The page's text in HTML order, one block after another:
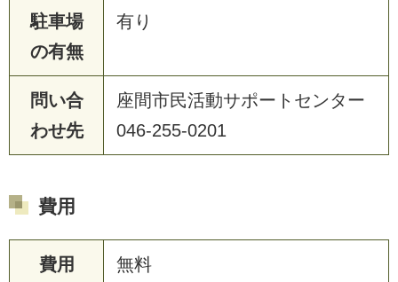
駐車場
の有無
有り
問い合
わせ先
座間市民活動サポートセンター
046-255-0201
費用
費用 無料